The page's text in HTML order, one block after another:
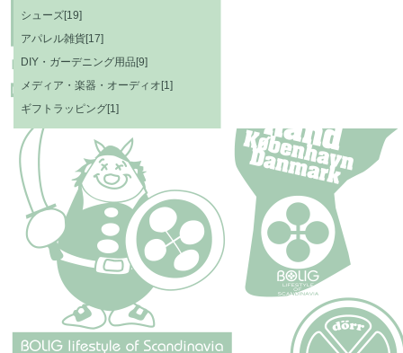
シューズ[19]
アパレル雑貨[17]
DIY・ガーデニング用品[9]
メディア・楽器・オーディオ[1]
ギフトラッピング[1]